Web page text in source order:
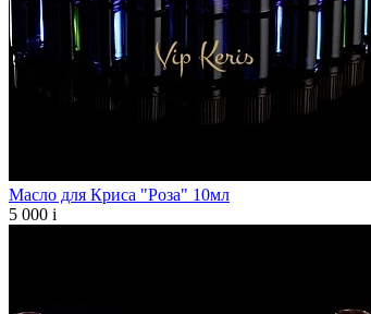
Масло для Криса "Роза" 10мл
5 000 i